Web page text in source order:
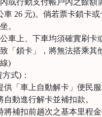
或行動支付帳戶內之餘
車 26 元)。倘若票卡鎖卡
。
車上、下車均須確實刷卡
「鎖卡」，將無法搭乘其
)
式)：
供「車上自動解卡」便民
動進行解卡並補扣款。
將補扣前趟次之基本里程